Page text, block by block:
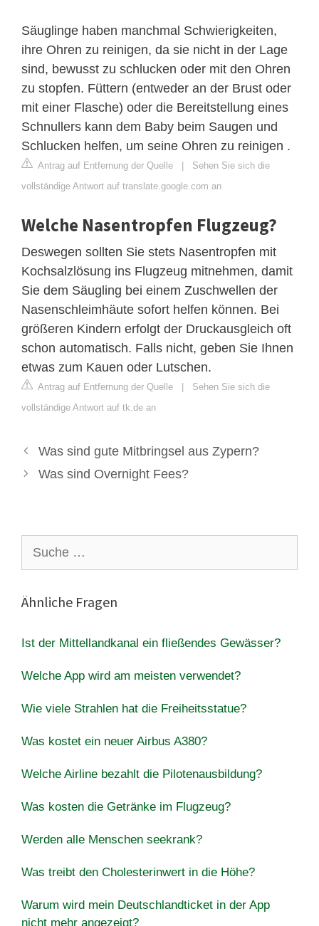
Säuglinge haben manchmal Schwierigkeiten,
ihre Ohren zu reinigen, da sie nicht in der Lage
sind, bewusst zu schlucken oder mit den Ohren
zu stopfen. Füttern (entweder an der Brust oder
mit einer Flasche) oder die Bereitstellung eines
Schnullers kann dem Baby beim Saugen und
Schlucken helfen, um seine Ohren zu reinigen .
Antrag auf Entfernung der Quelle | Sehen Sie sich die
vollständige Antwort auf translate.google.com an
Welche Nasentropfen Flugzeug?
Deswegen sollten Sie stets Nasentropfen mit
Kochsalzlösung ins Flugzeug mitnehmen, damit
Sie dem Säugling bei einem Zuschwellen der
Nasenschleimhäute sofort helfen können. Bei
größeren Kindern erfolgt der Druckausgleich oft
schon automatisch. Falls nicht, geben Sie Ihnen
etwas zum Kauen oder Lutschen.
Antrag auf Entfernung der Quelle | Sehen Sie sich die
vollständige Antwort auf tk.de an
Was sind gute Mitbringsel aus Zypern?
Was sind Overnight Fees?
nach:
Ähnliche Fragen
Ist der Mittellandkanal ein fließendes Gewässer?
Welche App wird am meisten verwendet?
Wie viele Strahlen hat die Freiheitsstatue?
Was kostet ein neuer Airbus A380?
Welche Airline bezahlt die Pilotenausbildung?
Was kosten die Getränke im Flugzeug?
Werden alle Menschen seekrank?
Was treibt den Cholesterinwert in die Höhe?
Warum wird mein Deutschlandticket in der App
nicht mehr angezeigt?